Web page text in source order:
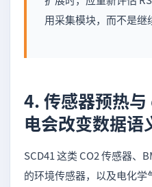
用采集模块，而不是继
4. 传感器预热
电会改变数据语
SCD41 这类 CO2 传感器、
的环境传感器，以及电化